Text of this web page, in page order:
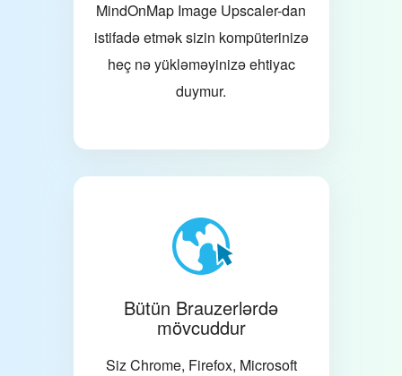
MindOnMap Image Upscaler-dan
istifadə etmək sizin kompüterinizə
heç nə yükləməyinizə ehtiyac
duymur.
Bütün Brauzerlərdə
mövcuddur
Siz Chrome, Firefox, Microsoft